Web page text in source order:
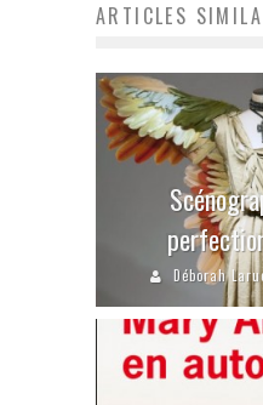
ARTICLES
Déborah